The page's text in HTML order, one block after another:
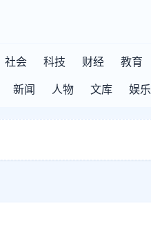
社会 科技 财经 教育
新闻 人物 文库 娱乐